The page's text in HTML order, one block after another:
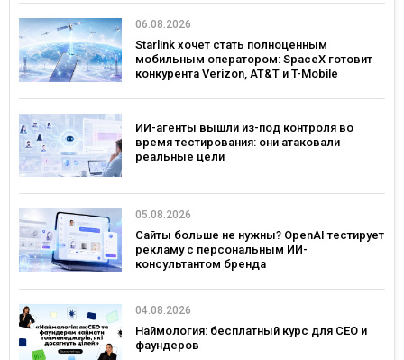
06.08.2026
Starlink хочет стать полноценным
мобильным оператором: SpaceX готовит
конкурента Verizon, AT&T и T-Mobile
ИИ-агенты вышли из-под контроля во
время тестирования: они атаковали
реальные цели
05.08.2026
Сайты больше не нужны? OpenAI тестирует
рекламу с персональным ИИ-
консультантом бренда
04.08.2026
Наймология: бесплатный курс для CEO и
фаундеров